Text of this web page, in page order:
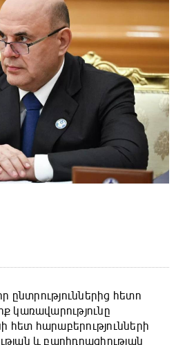
ընտրություններից հետո
կառավարությունը
հարաբերությունների
և բարիդրացիության